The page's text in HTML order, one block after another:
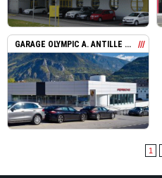
GARAGE OLYMPIC A. ANTILLE ...
1